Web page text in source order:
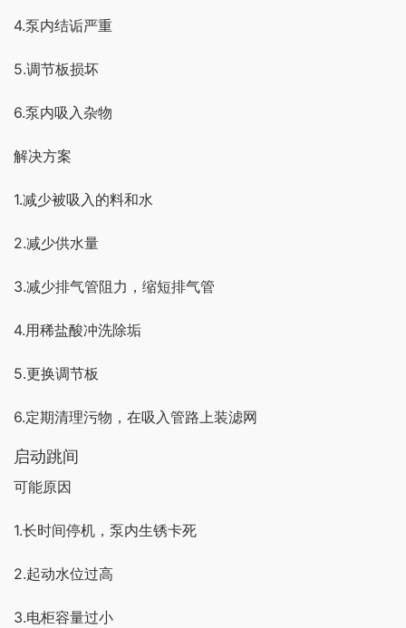
4.泵内结诟严重
5.调节板损坏
6.泵内吸入杂物
解决方案
1.减少被吸入的料和水
2.减少供水量
3.减少排气管阻力，缩短排气管
4.用稀盐酸冲洗除垢
5.更换调节板
6.定期清理污物，在吸入管路上装滤网
启动跳间
可能原因
1.长时间停机，泵内生锈卡死
2.起动水位过高
3.电柜容量过小